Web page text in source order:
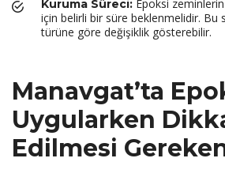
Kuruma Süreci: Epoksi
için belirli bir süre beklenmelidir. Bu
türüne göre değişiklik gösterebilir.
Manavgat’ta
Uygularken
Edilmesi